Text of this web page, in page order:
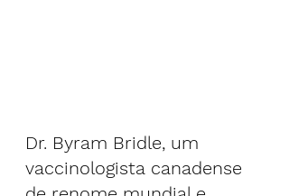
Dr. Byram Bridle, um
vaccinologista canadense